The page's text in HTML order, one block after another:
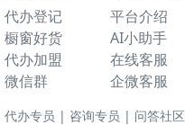
代办登记
橱窗好货
代办加盟
微信群
平台介绍
AI小助手
在线客服
企微客服
代办专员 | 咨询专员 | 问答社区